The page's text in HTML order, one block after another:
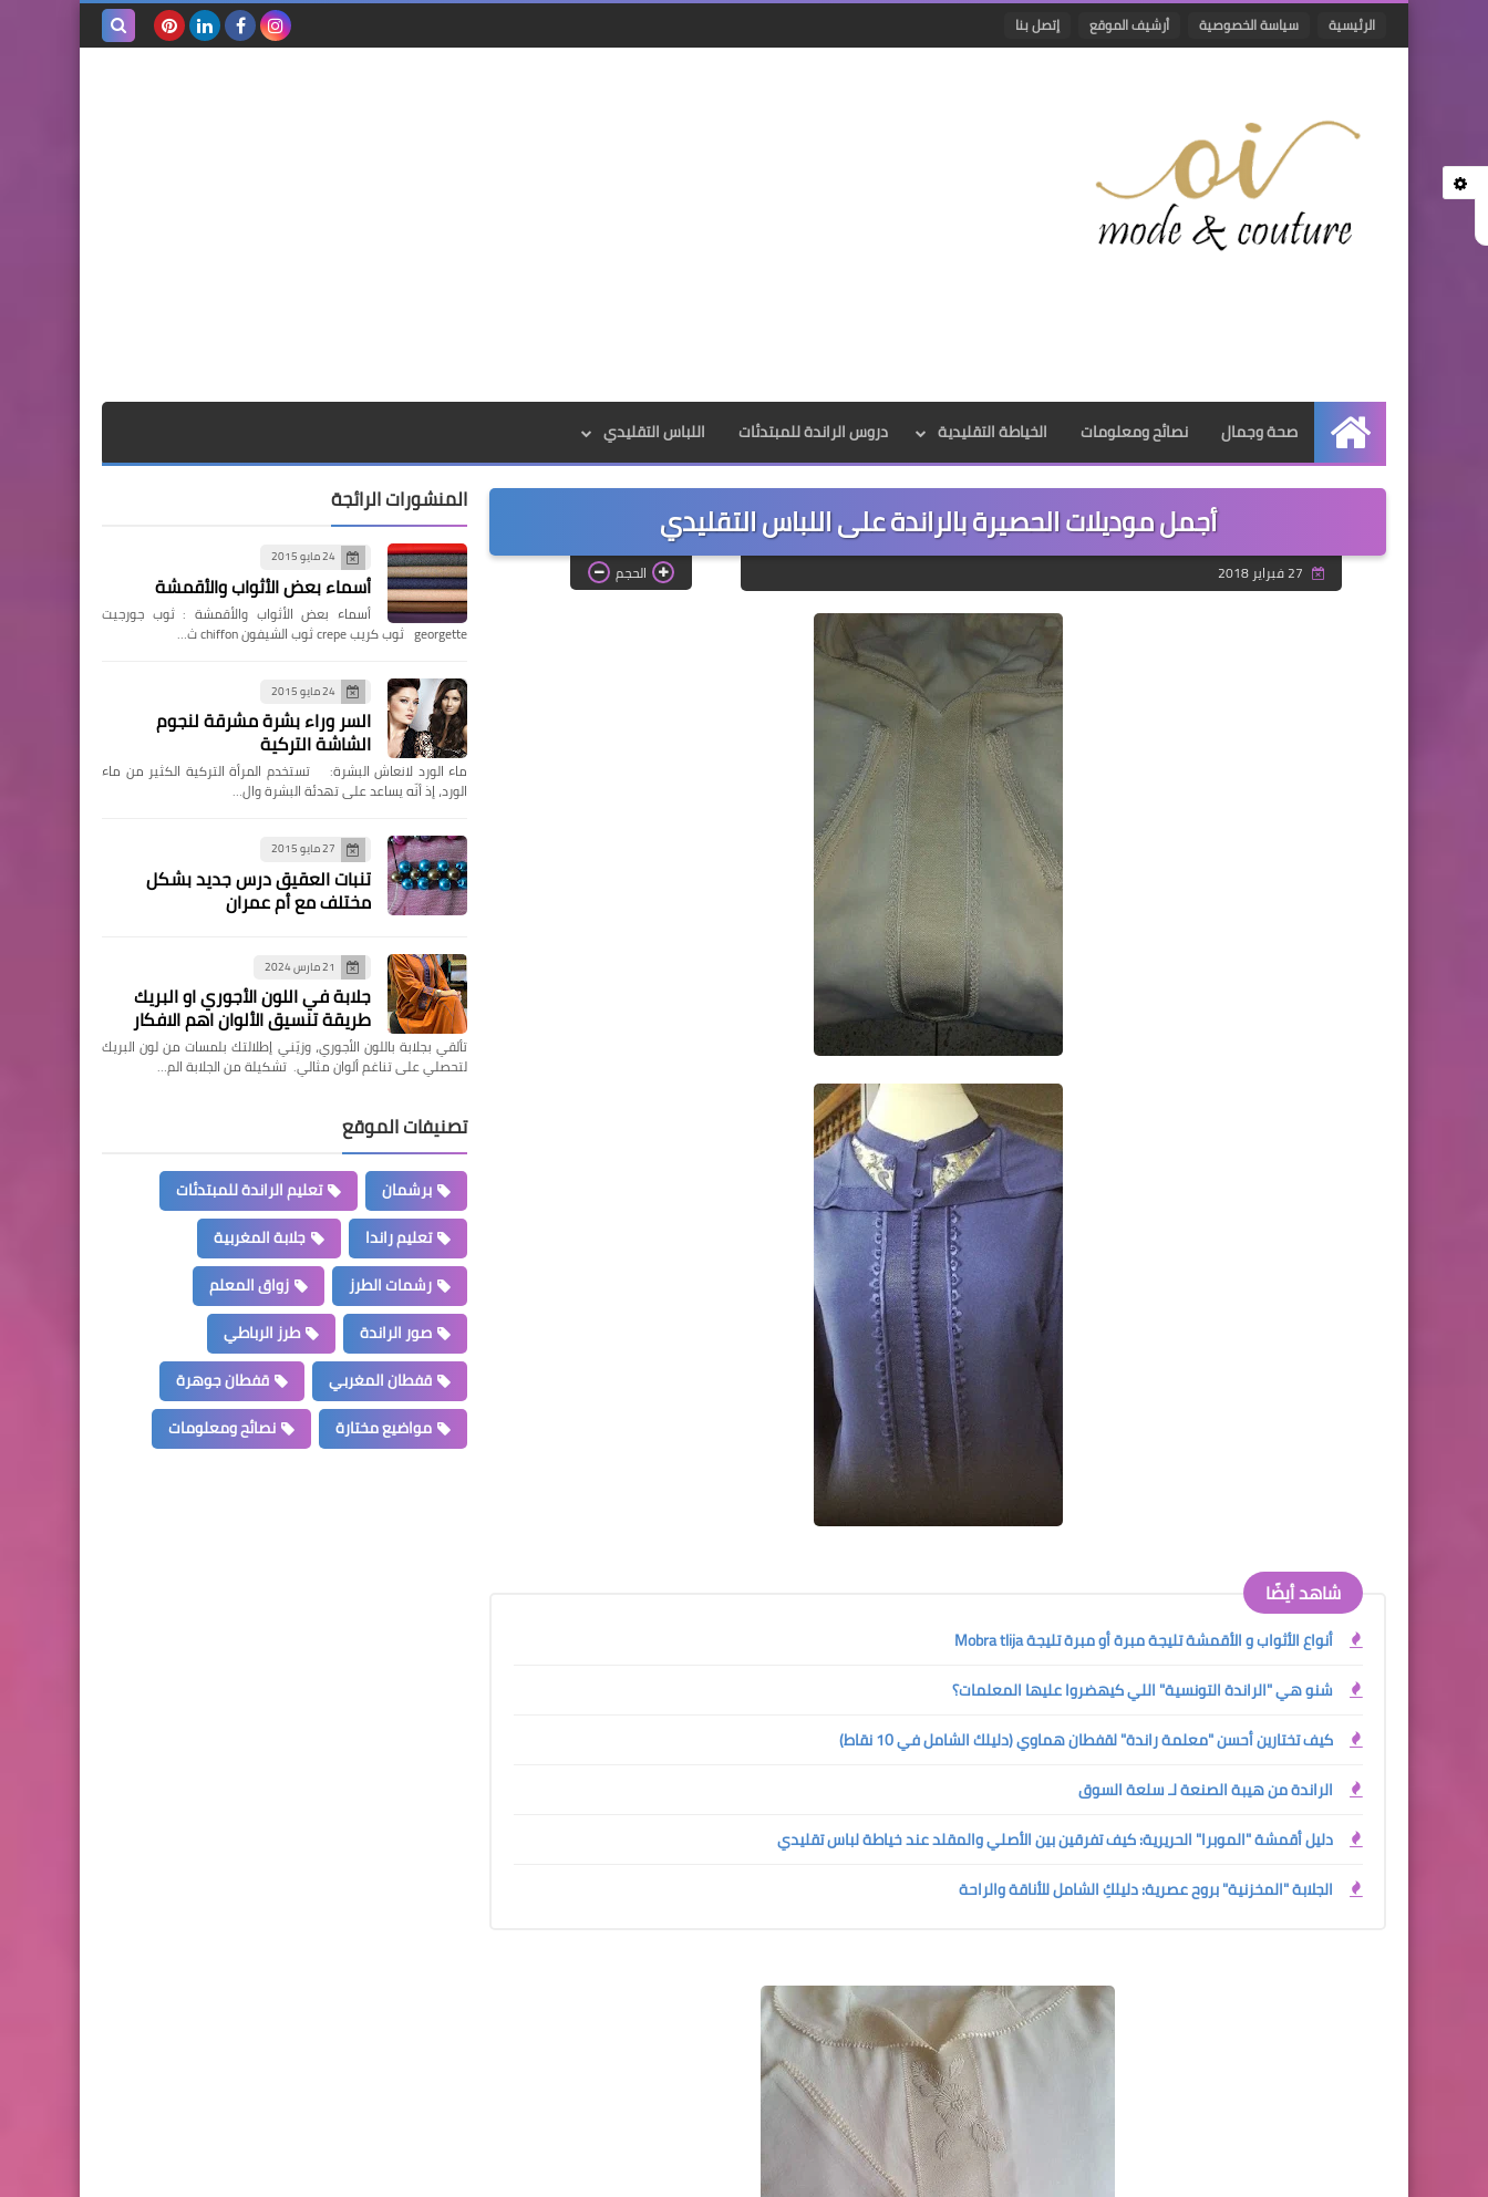
الرئيسية سياسة الخصوصية أرشيف الموقع إتصل بنا
الرئيسية
صحة وجمال نصائح ومعلومات الخياطة التقليدية دروس الراندة للمبتدئات اللباس التقليدي
أجمل موديلات الحصيرة بالراندة على اللباس التقليدي
الحجم
شاهد أيضًا
أنواع الأثواب و الأقمشة تليجة مبرة أو مبرة تليجة Mobra tlija
شنو هي "الراندة التونسية" اللي كيهضروا عليها المعلمات؟
كيف تختارين أحسن "معلمة راندة" لقفطان هماوي (دليلك الشامل في 10 نقاط)
الراندة من هيبة الصنعة لـ سلعة السوق
دليل أقمشة "الموبرا" الحريرية: كيف تفرقين بين الأصلي والمقلد عند خياطة لباس تقليدي
الجلابة "المخزنية" بروح عصرية: دليلكِ الشامل للأناقة والراحة
المنشورات الرائجة
24 مايو 2015
أسماء بعض الأثواب والأقمشة
أسماء بعض الأثواب والأقمشة : ثوب جورجيت
georgette ثوب كريب crepe ثوب الشيفون chiffon ث…
24 مايو 2015
السر وراء بشرة مشرقة لنجوم
الشاشة التركية
ماء الورد لانعاش البشرة: تستخدم المرأة التركية الكثير من ماء
الورد، إذ أنّه يساعد على تهدئة البشرة وال…
27 مايو 2015
تنبات العقيق درس جديد بشكل
مختلف مع أم عمران
21 مارس 2024
جلابة في اللون الأجوري او البريك
طريقة تنسيق الألوان اهم الافكار
تألقي بجلابة باللون الأجوري، وزيّني إطلالتك بلمسات من لون البريك
لتحصلي على تناغم ألوان مثالي. تشكيلة من الجلابة الم…
تصنيفات الموقع
برشمان
تعليم الراندة للمبتدئات
تعليم راندا
جلابة المغربية
رشمات الطرز
زواق المعلم
صور الراندة
طرز الرباطي
قفطان المغربي
قفطان جوهرة
مواضيع مختارة
نصائح ومعلومات